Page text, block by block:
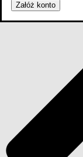
Załóż konto